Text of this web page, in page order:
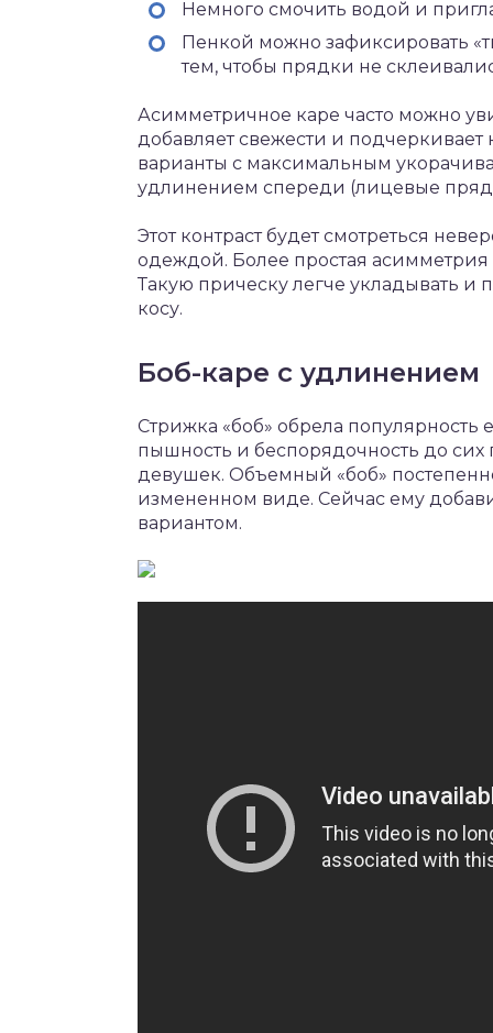
Немного смочить водой и
Пенкой можно зафиксировать
тем, чтобы прядки не
Асимметричное каре часто можно
добавляет свежести и
варианты с максимальным
удлинением спереди (лицевые
Этот контраст будет смотреться
одеждой. Более простая
Такую прическу легче укладывать и
косу.
Боб-каре с удлинением
Стрижка «боб» обрела
пышность и беспорядочность до
девушек. Объемный «боб»
измененном виде. Сейчас ему
вариантом.